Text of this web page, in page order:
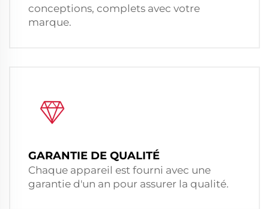
conceptions, complets avec votre
marque.
GARANTIE DE QUALITÉ
Chaque appareil est fourni avec une
garantie d'un an pour assurer la qualité.